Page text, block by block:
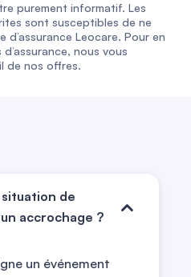
purement informatif. Les
sont susceptibles de ne
d’assurance Leocare. Pour en
nous vous
de nos offres.
de
accrochage ?
un événement